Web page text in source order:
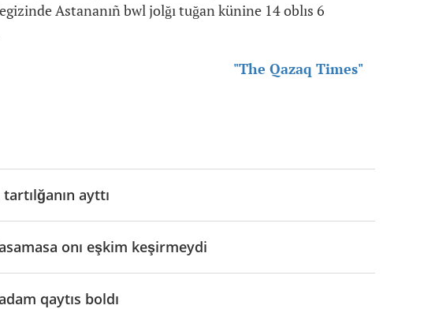
Astananıñ bwl jolğı tuğan künine 14 oblıs 6
"The Qazaq Times"
ayttı
onı eşkim keşirmeydi
qaytıs boldı